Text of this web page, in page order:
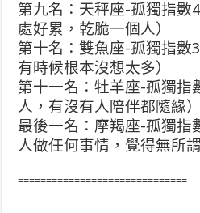
第九名：天秤座-孤獨指數
處好累，乾脆一個人）
第十名：雙魚座-孤獨指數
有時候根本沒想太多）
第十一名：牡羊座-孤獨指
人，有沒有人陪伴都隨緣）
最後一名：摩羯座-孤獨指
人做任何事情，覺得無所謂
==============================